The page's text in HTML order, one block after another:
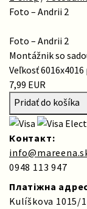
Foto – Andrii 2
Foto – Andrii 2
Montážnik so
Veľkosť 6016x4016
7,99 EUR
Pridať do košíka
Контакт:
0948 113 947
Платіжна
Kulíškova 1015/